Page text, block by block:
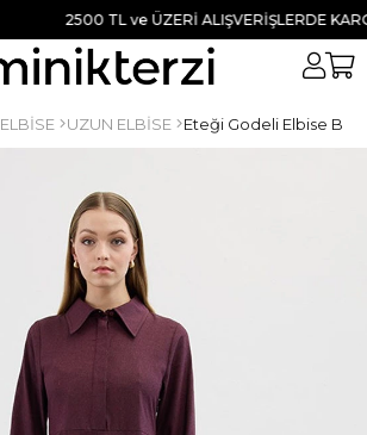
2500 TL ve ÜZERİ ALIŞVERİŞLERDE KARGO
ELBİSE UZUN ELBİSE Eteği Godeli Elbise